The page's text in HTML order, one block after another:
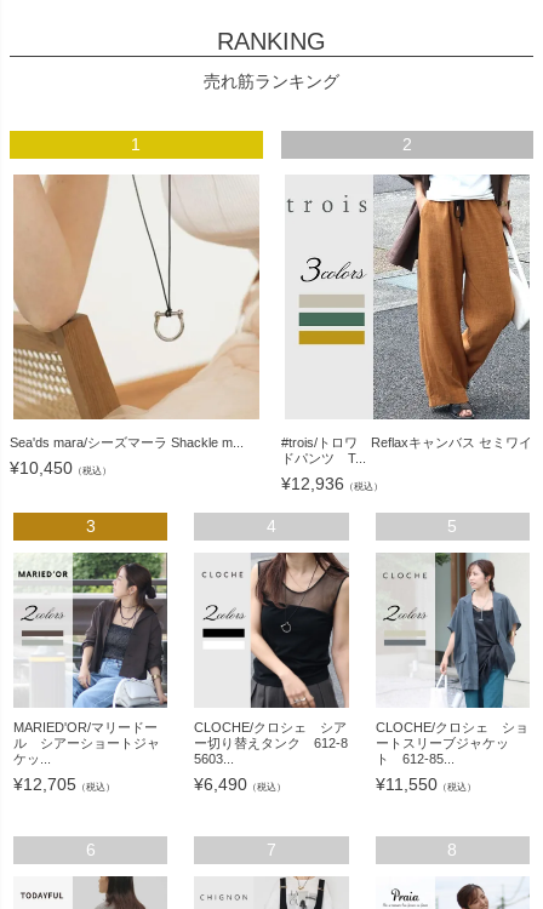
RANKING
売れ筋ランキング
1
Sea'ds mara/シーズマーラ Shackle m...
¥10,450 （税込）
2
#trois/トロワ Reflaxキャンバス セミワイ
ドパンツ T...
¥12,936 （税込）
3
MARIED'OR/マリードー
ル シアーショートジャ
ケッ...
¥12,705 （税込）
4
CLOCHE/クロシェ シア
ー切り替えタンク 612-8
5603...
¥6,490 （税込）
5
CLOCHE/クロシェ ショ
ートスリーブジャケッ
ト 612-85...
¥11,550（税込）
6 7 8